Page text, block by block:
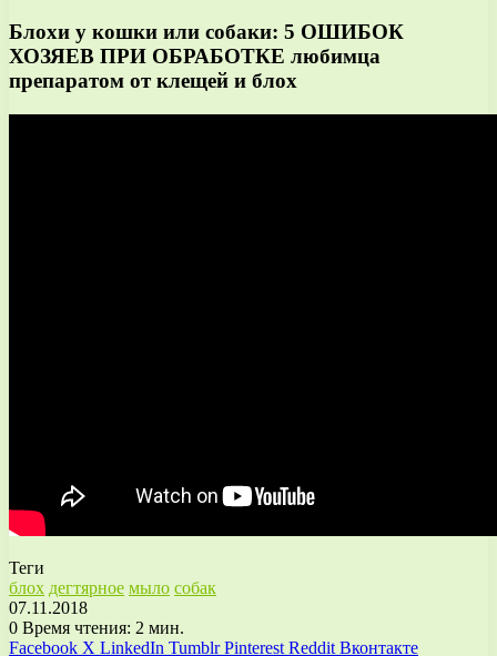
Блохи у кошки или собаки: 5 ОШИБОК
ХОЗЯЕВ ПРИ ОБРАБОТКЕ любимца
препаратом от клещей и блох
Теги
блох дегтярное мыло собак
07.11.2018
0 Время чтения: 2 мин.
Facebook X LinkedIn Tumblr Pinterest Reddit Вконтакте